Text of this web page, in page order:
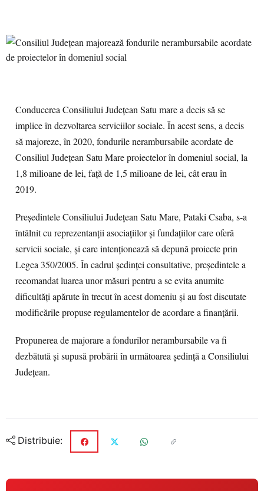
Conducerea Consiliului Județean Satu mare a decis să se
implice în dezvoltarea serviciilor sociale. În acest sens, a decis
să majoreze, în 2020, fondurile nerambursabile acordate de
Consiliul Județean Satu Mare proiectelor în domeniul social, la
1,8 milioane de lei, față de 1,5 milioane de lei, cât erau în
2019.
Președintele Consiliului Județean Satu Mare, Pataki Csaba, s-a
întâlnit cu reprezentanții asociațiilor și fundațiilor care oferă
servicii sociale, și care intenționează să depună proiecte prin
Legea 350/2005. În cadrul ședinței consultative, președintele a
recomandat luarea unor măsuri pentru a se evita anumite
dificultăţi apărute în trecut în acest domeniu și au fost discutate
modificările propuse regulamentelor de acordare a finanțării.
Propunerea de majorare a fondurilor nerambursabile va fi
dezbătută și supusă probării în următoarea ședință a Consiliului
Județean.
Distribuie: